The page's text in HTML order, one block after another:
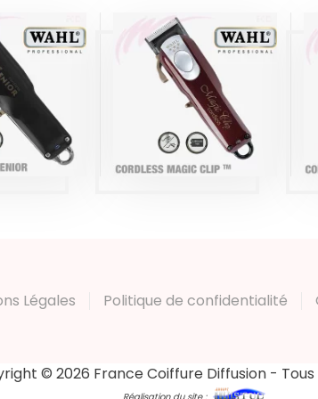
DE
WAHL
TONDEUSE DE
COUPE MAGIC
CLIP SANS FIL
WAHL
Produits
Légales Politique de confidentialité
© 2026 France Coiffure Diffusion -